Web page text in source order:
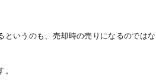
いうのも、売却時の売りになるのではな